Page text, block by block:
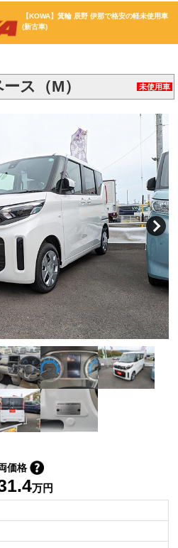
【KOWA】箕輪 辰野 伊那で格安の軽未使用車
(新古車)
ス（M） 未使用車
価格
万円